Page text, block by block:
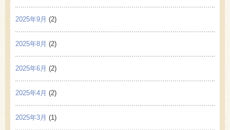
2025年9月 (2)
2025年8月 (2)
2025年6月 (2)
2025年4月 (2)
2025年3月 (1)